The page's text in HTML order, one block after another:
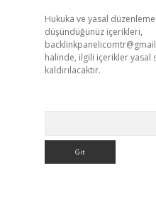
Hukuka ve yasal
düşündüğünüz içerikleri,
halinde, ilgili içerikler yasal
kaldırılacaktır.